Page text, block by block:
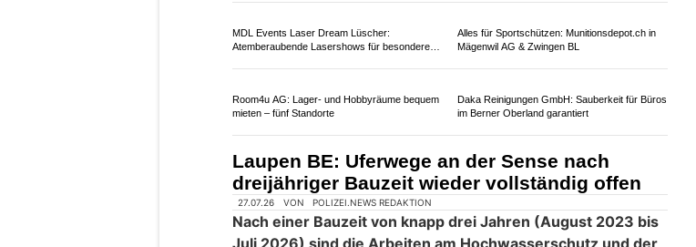
Die Überführung der Verbindung von Spiez nach Wimmis bei
Der Verkehr von Spiez in Fahrtrichtung Wimmis wird über die
Kantonsstrasse umgeleitet. An den neuralgischen Stellen
werden Verkehrsdienste eingesetzt. Die restlichen
Verkehrsbeziehungen bei der Verzweigung Lattigen sind von
der Sperrung nicht betroffen.
Weiterlesen